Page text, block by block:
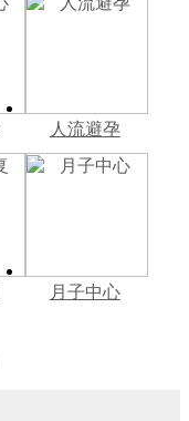
人流避孕
月子中心